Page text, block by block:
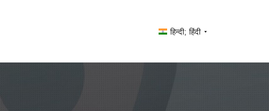
हिन्दी; हिंदी